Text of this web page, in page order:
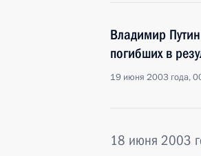
Владимир
погибших в
19 июня 2003 года,
18 июня 2003